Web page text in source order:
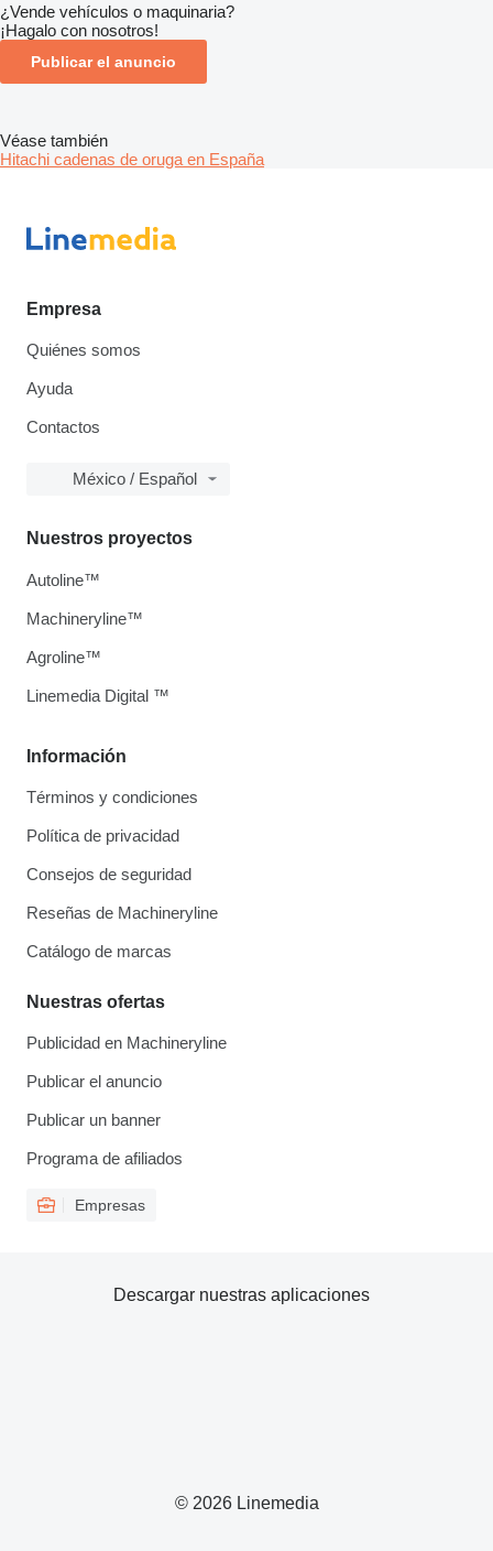
¿Vende vehículos o maquinaria?
¡Hagalo con nosotros!
Publicar el anuncio
Véase también
Hitachi cadenas de oruga en España
Empresa
Quiénes somos
Ayuda
Contactos
México / Español
Información
Términos y condiciones
Política de privacidad
Consejos de seguridad
Reseñas de Machineryline
Catálogo de marcas
Nuestras ofertas
Publicidad en Machineryline
Publicar el anuncio
Publicar un banner
Programa de afiliados
Empresas
Nuestros proyectos
Autoline™
Machineryline™
Agroline™
Linemedia Digital ™
© 2026 Linemedia
Descargar nuestras aplicaciones